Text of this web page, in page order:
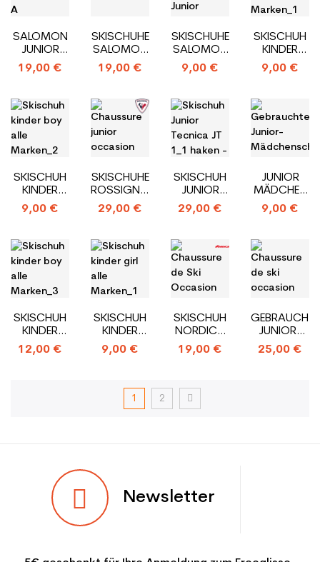
SALOMON
JUNIOR
SKISCHUH
GEBRAUCHT
HAKEN
19,00 €
SKISCHUHE
SALOMON
T1_1
HAKEN
19,00 €
SKISCHUHE
SALOMON
MODELL
PERFORMA
HAKEN
9,00 €
SKISCHUH
KINDER
BOY ALLE
MARKEN_1
9,00 €
SKISCHUH
KINDER
BOY ALLE
MARKEN_2
9,00 €
SKISCHUHE
ROSSIGNOL
COMP
J3_3
29,00 €
SKISCHUH
JUNIOR
TECNICA
JT 1_1
29,00 €
JUNIOR
MÄDCHEN
SCHUH ALL
MARQUES_2
9,00 €
SKISCHUH
KINDER
BOY ALLE
MARKEN_3
12,00 €
SKISCHUH
KINDER
GIRL ALLE
MARKEN_1
9,00 €
SKISCHUH
NORDICA
NORDY
19,00 €
JUNIOR-
SKISCHUH
FISCHER
25,00 €
1 2
Newsletter